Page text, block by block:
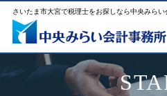
さいたま市大宮で税理士をお探しなら中央みらい